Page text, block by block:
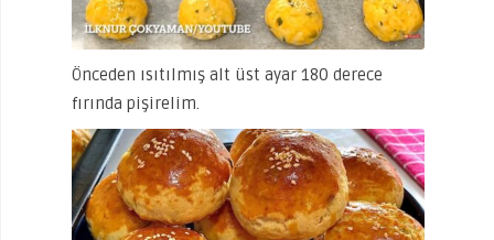
Önceden ısıtılmış alt üst ayar 180 derece
fırında pişirelim.